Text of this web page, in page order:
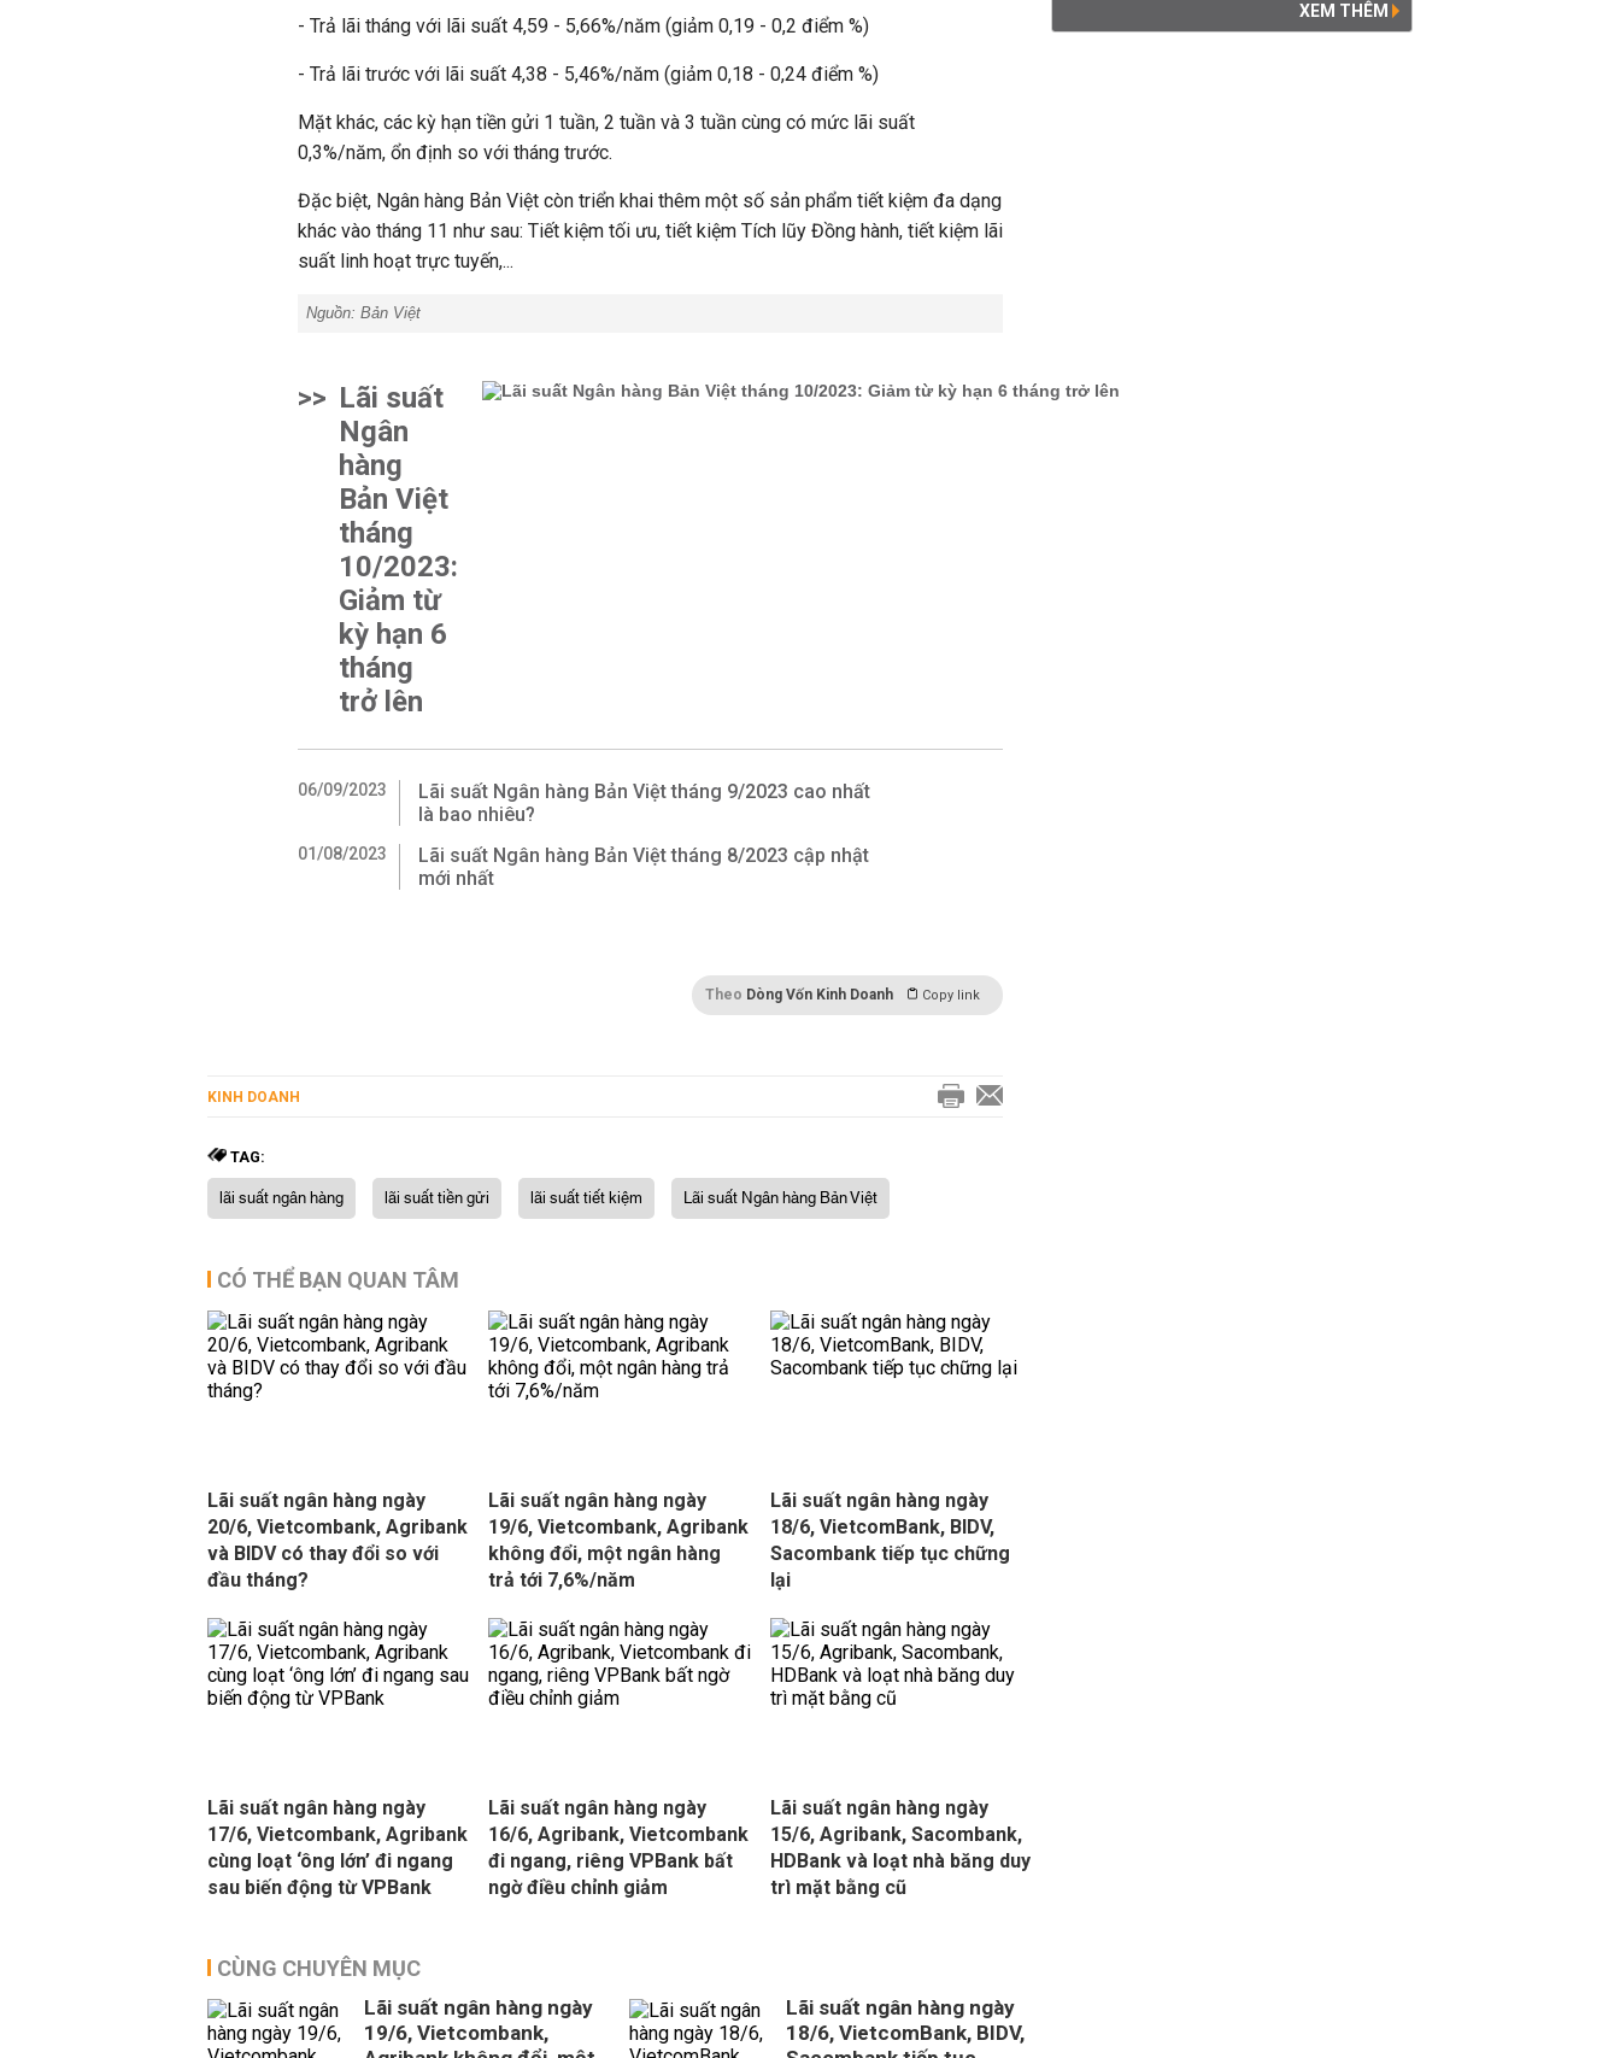
- Trả lãi tháng với lãi suất 4,59 - 5,66%/năm (giảm 0,19 - 0,2 điểm %)
- Trả lãi trước với lãi suất 4,38 - 5,46%/năm (giảm 0,18 - 0,24 điểm %)
Mặt khác, các kỳ hạn tiền gửi 1 tuần, 2 tuần và 3 tuần cùng có mức lãi suất
0,3%/năm, ổn định so với tháng trước.
Đặc biệt, Ngân hàng Bản Việt còn triển khai thêm một số sản phẩm tiết kiệm đa dạng
khác vào tháng 11 như sau: Tiết kiệm tối ưu, tiết kiệm Tích lũy Đồng hành, tiết kiệm lãi
suất linh hoạt trực tuyến,...
Nguồn: Bản Việt
>> Lãi suất
Ngân
hàng
Bản Việt
tháng
10/2023:
Giảm từ
kỳ hạn 6
tháng
trở lên
06/09/2023
Lãi suất Ngân hàng Bản Việt tháng 9/2023 cao nhất
là bao nhiêu?
01/08/2023
Lãi suất Ngân hàng Bản Việt tháng 8/2023 cập nhật
mới nhất
Theo Dòng Vốn Kinh Doanh Copy link
KINH DOANH
TAG:
lãi suất ngân hàng lãi suất tiền gửi lãi suất tiết kiệm Lãi suất Ngân hàng Bản Việt
CÓ THỂ BẠN QUAN TÂM
Lãi suất ngân hàng ngày
20/6, Vietcombank, Agribank
và BIDV có thay đổi so với
đầu tháng?
Lãi suất ngân hàng ngày
19/6, Vietcombank, Agribank
không đổi, một ngân hàng
trả tới 7,6%/năm
Lãi suất ngân hàng ngày
18/6, VietcomBank, BIDV,
Sacombank tiếp tục chững
lại
Lãi suất ngân hàng ngày
17/6, Vietcombank, Agribank
cùng loạt ‘ông lớn’ đi ngang
sau biến động từ VPBank
Lãi suất ngân hàng ngày
16/6, Agribank, Vietcombank
đi ngang, riêng VPBank bất
ngờ điều chỉnh giảm
Lãi suất ngân hàng ngày
15/6, Agribank, Sacombank,
HDBank và loạt nhà băng duy
trì mặt bằng cũ
CÙNG CHUYÊN MỤC
Lãi suất ngân hàng ngày
19/6, Vietcombank,
Lãi suất ngân hàng ngày
18/6, VietcomBank, BIDV,
XEM THÊM